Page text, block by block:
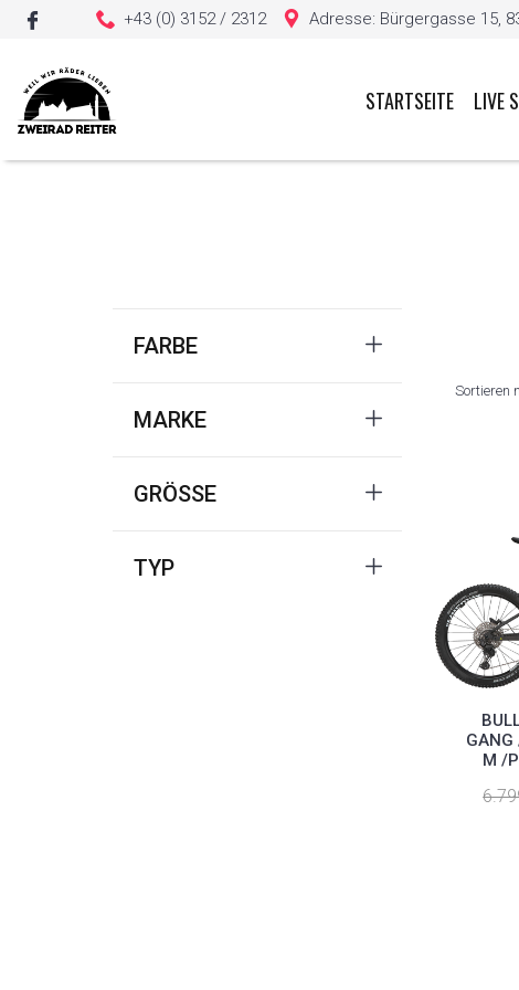
+43 (0) 3152 / 2312 Adresse: Bürgergasse 15,
STARTSEITE LIVE
FARBE
MARKE
GRÖSSE
TYP
Sortieren
M /